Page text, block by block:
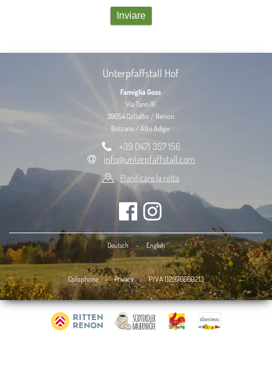
Unterpfaffstall Hof
Famiglia Goss
Via Tann 16
39054 Collalbo / Renon
Bolzano / Alto Adige
+39 0471 357 156
info@unterpfaffstall.com
Pianificare la rotta
Deutsch - English
Colophone - Privacy - P.IVA 02976660213